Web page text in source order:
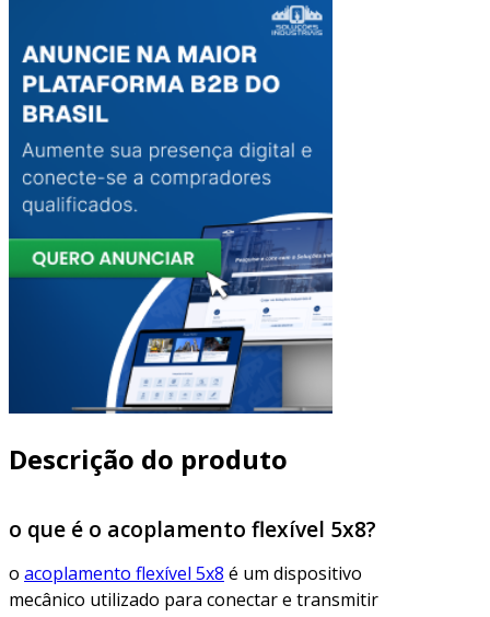
Descrição do produto
o que é o acoplamento flexível 5x8?
o acoplamento flexível 5x8 é um dispositivo
mecânico utilizado para conectar e transmitir